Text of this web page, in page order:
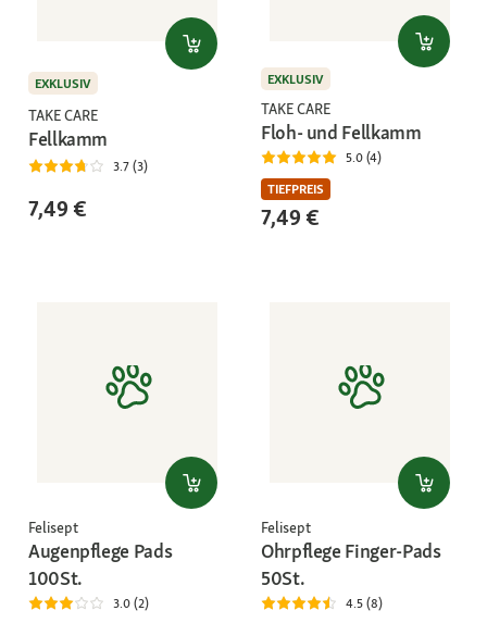
EXKLUSIV
TAKE CARE
Fellkamm
3.7 (3)
7,49 €
EXKLUSIV
TAKE CARE
Floh- und Fellkamm
5.0 (4)
TIEFPREIS
7,49 €
Felisept
Augenpflege Pads
100St.
3.0 (2)
Felisept
Ohrpflege Finger-Pads
50St.
4.5 (8)